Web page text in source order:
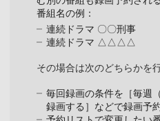
番組名の例：
連続ドラマ 〇〇刑事
連続ドラマ △△△△
その場合は次のどちらかを
毎回録画の条件を［毎週
録画する］などで録画予